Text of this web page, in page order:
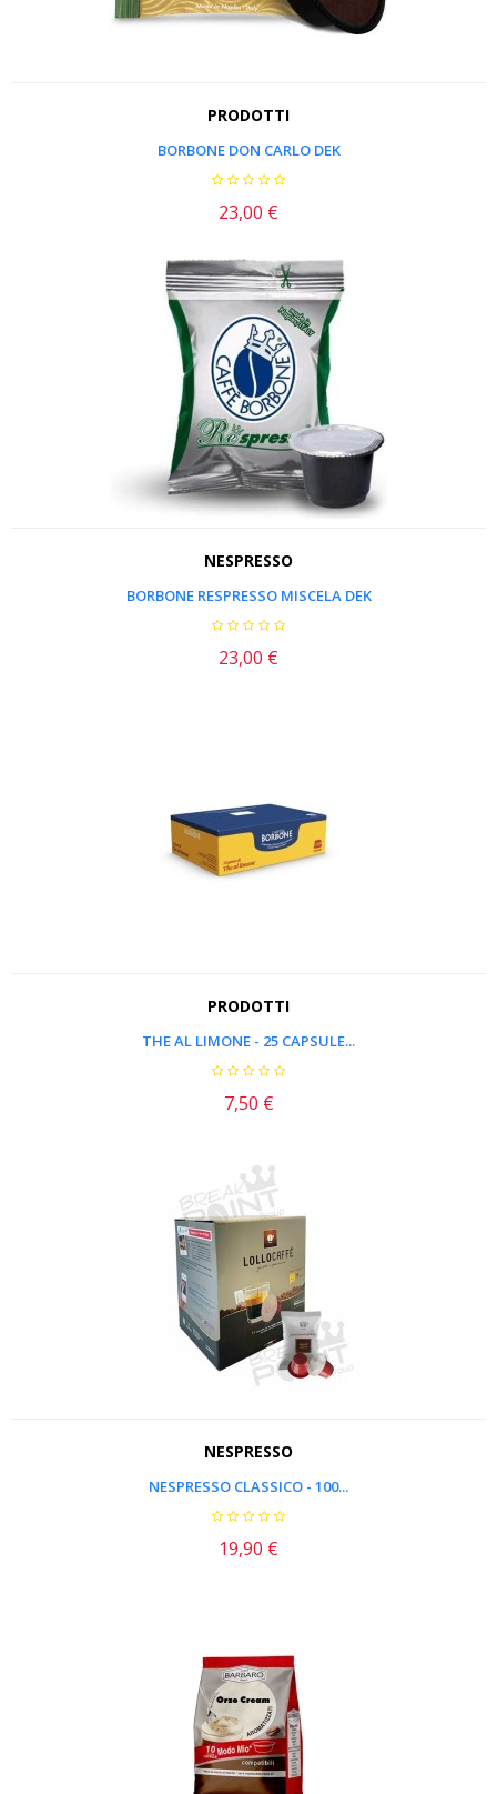
PRODOTTI
BORBONE DON CARLO DEK
Prezzo
23,00 €
NESPRESSO
BORBONE RESPRESSO MISCELA DEK
Prezzo
23,00 €
PRODOTTI
THE AL LIMONE - 25 CAPSULE...
Prezzo
7,50 €
NESPRESSO
NESPRESSO CLASSICO - 100...
Prezzo
19,90 €